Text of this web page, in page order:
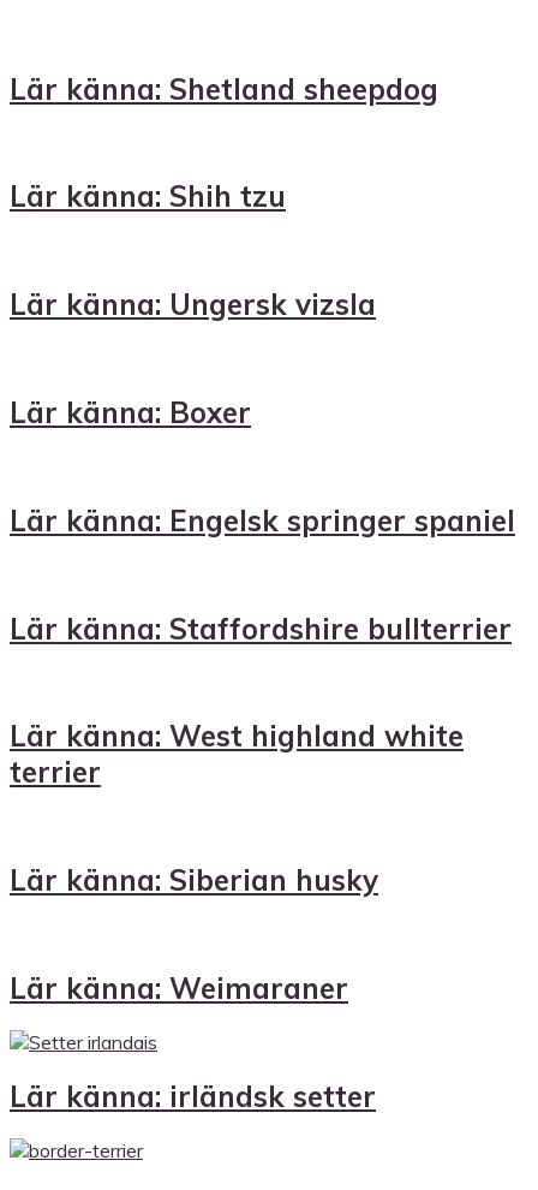
Lär känna: Shetland sheepdog
Lär känna: Shih tzu
Lär känna: Ungersk vizsla
Lär känna: Boxer
Lär känna: Engelsk springer spaniel
Lär känna: Staffordshire bullterrier
Lär känna: West highland white
terrier
Lär känna: Siberian husky
Lär känna: Weimaraner
Lär känna: irländsk setter